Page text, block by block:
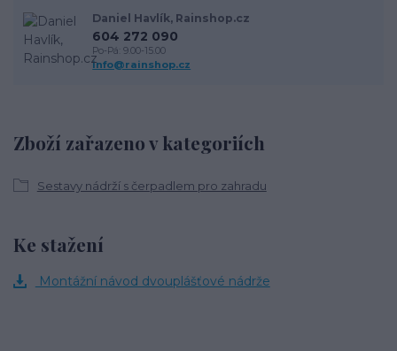
Zboží zařazeno v kategoriích
Sestavy nádrží s čerpadlem pro zahradu
Daniel Havlík, Rainshop.cz
604 272 090
Po-Pá: 9.00-15.00
info@rainshop.cz
Ke stažení
Montážní návod dvouplášťové nádrže